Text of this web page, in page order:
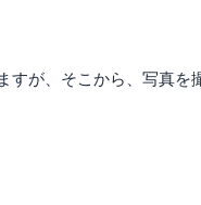
が、そこから、写真を